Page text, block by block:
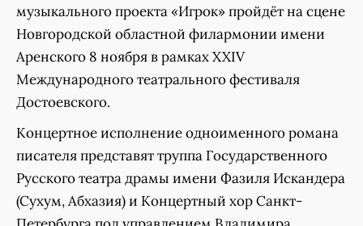
музыкального проекта «Игрок» пройдёт на сцене
Новгородской областной филармонии имени
Аренского 8 ноября в рамках XXIV
Международного театрального фестиваля
Достоевского.
Концертное исполнение одноименного романа
писателя представят труппа Государственного
Русского театра драмы имени Фазиля Искандера
(Сухум, Абхазия) и Концертный хор Санкт-